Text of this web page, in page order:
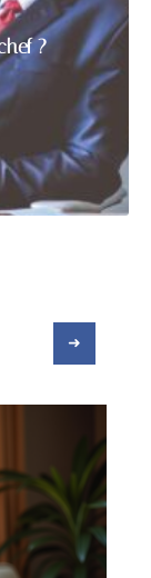
?